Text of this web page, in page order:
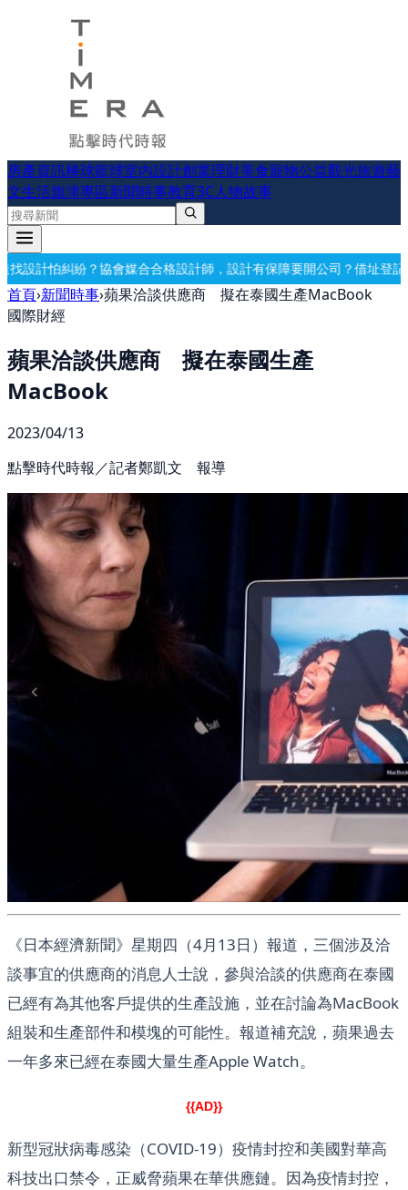
房產資訊棒球籃球室內設計創業理財美食寵物公益觀光旅遊藝
文生活旗津專區新聞時事教育3C人物故事
計師，設計有保障要開公司？借址登記・公司設立・工商登記一次辦好
首頁›新聞時事›蘋果洽談供應商 擬在泰國生產MacBook
國際財經
蘋果洽談供應商 擬在泰國生產
MacBook
2023/04/13
點擊時代時報／記者鄭凱文 報導
《日本經濟新聞》星期四（4月13日）報道，三個涉及洽
談事宜的供應商的消息人士說，參與洽談的供應商在泰國
已經有為其他客戶提供的生產設施，並在討論為MacBook
組裝和生產部件和模塊的可能性。報道補充說，蘋果過去
一年多來已經在泰國大量生產Apple Watch。
{{AD}}
新型冠狀病毒感染（COVID-19）疫情封控和美國對華高
科技出口禁令，正威脅蘋果在華供應鏈。因為疫情封控，